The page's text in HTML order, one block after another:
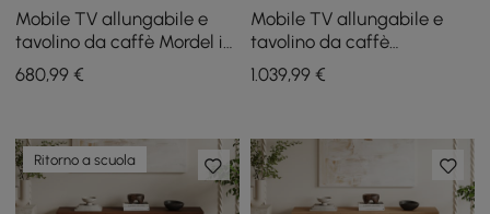
Mobile TV allungabile e
tavolino da caffè Mordel in
bianco
680,99 €
Mobile TV allungabile e
tavolino da caffè
minimalista Quoint
1.039,99€
Ritorno a scuola